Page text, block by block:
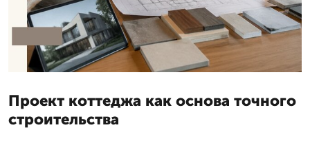
Проект коттеджа как основа точного
строительства